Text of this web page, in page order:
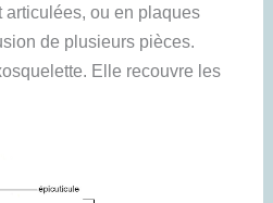
ou en plaques
de plusieurs pièces.
Elle recouvre les